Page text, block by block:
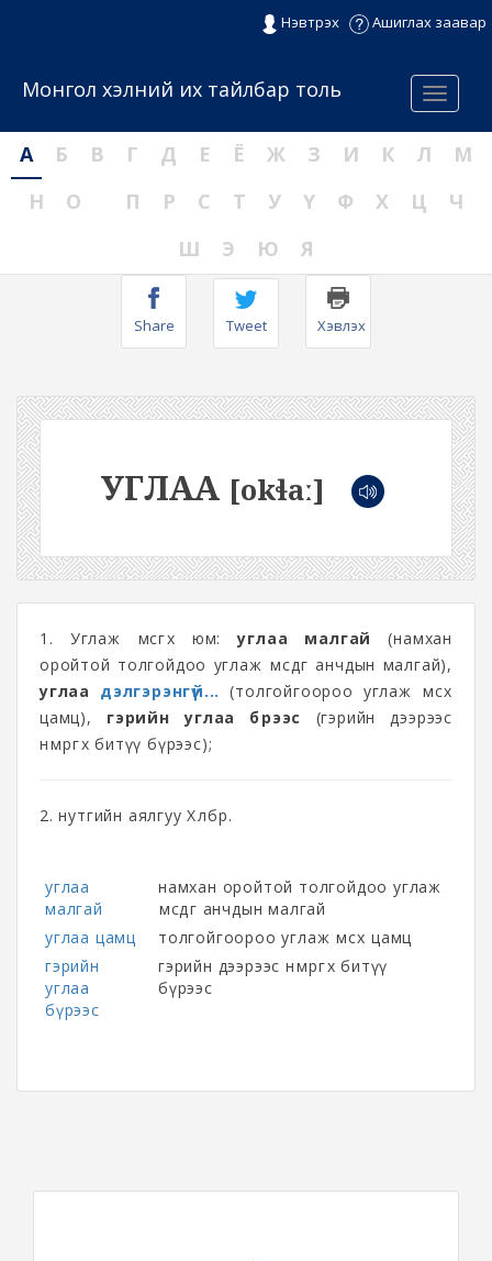
Нэвтрэх Ашиглах заавар
Menu
Монгол хэлний их тайлбар толь
А Б В Г Д Е Ё Ж З И К Л
М
Н
О П Р С Т У Ү Ф Х Ц
Ч
Ш
Э Ю Я
Share Tweet Хэвлэх
УГЛАА [okɬaː]
1. Углаж өмсгөх юм:углаа малгай
(намхан
оройтой толгойдоо углаж өмсдөг анчдын малгай),
углаа дэлгэрэнгүй... (толгойгоороо углаж өмсөх
цамц), гэрийн углаа бүрээс
(гэрийн дээрээс
нөмөргөх битүү бүрээс);
2. нутгийн аялгуу Хөлбөр.
углаа
малгай
намхан оройтой толгойдоо углаж
өмсдөг анчдын малгай
углаа цамц
толгойгоороо углаж өмсөх цамц
гэрийн
углаа
бүрээс
гэрийн дээрээс нөмөргөх битүү
бүрээс